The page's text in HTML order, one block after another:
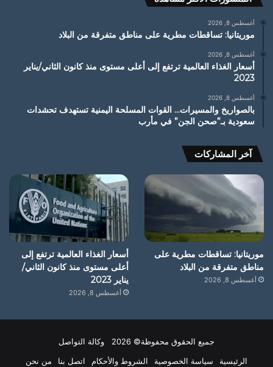
أغسطس 8, 2026
موريتانيا: تساقطات مطرية على مناطق متفرقة من البلاد
أغسطس 8, 2026
أسعار الغذاء العالمية ترتفع إلى أعلى مستوى منذ كانون الثاني/يناير
2023
أغسطس 8, 2026
بالصواريخ والمسيرات… القوات المسلحة اليمنية تستهدف تحشدات
سعودية بـ”صحن الجن” في مأرب
آخر المشاركات
موريتانيا: تساقطات مطرية على
مناطق متفرقة من البلاد
أغسطس 8, 2026
أسعار الغذاء العالمية ترتفع إلى
أعلى مستوى منذ كانون الثاني/
يناير 2023
أغسطس 8, 2026
جميع الحقوق محفوظة© 2026 وكالة التواصل
الرئيسية
سياسة الخصوصية الشروط والأحكام اتصل بنا من نحن